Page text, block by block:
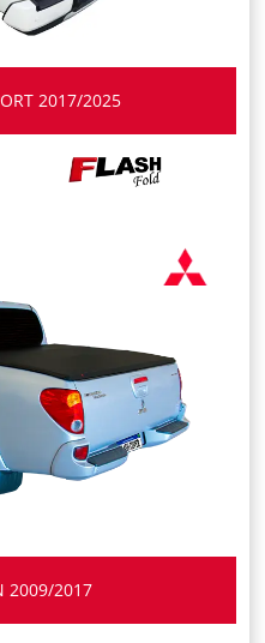
2017/2025
2009/2017